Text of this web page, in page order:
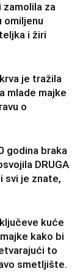
za
omiljenu
i žiri
je tražila
mlade majke
o
godina braka
DRUGA
svi je znate,
kuće
kako bi
to
smetljište.